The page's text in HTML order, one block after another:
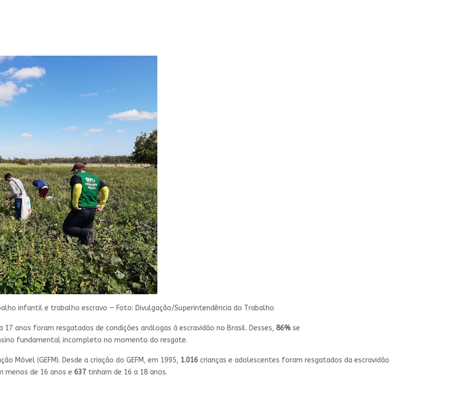
infantil e trabalho escravo — Foto: Divulgação/Superintendência do Trabalho
17 anos foram resgatados de condições análogas à escravidão no Brasil. Desses, 86% se
fundamental incompleto no momento do resgate.
Móvel (GEFM). Desde a criação do GEFM, em 1995, 1.016 crianças e adolescentes foram resgatados da escravidão
menos de 16 anos e 637 tinham de 16 a 18 anos.